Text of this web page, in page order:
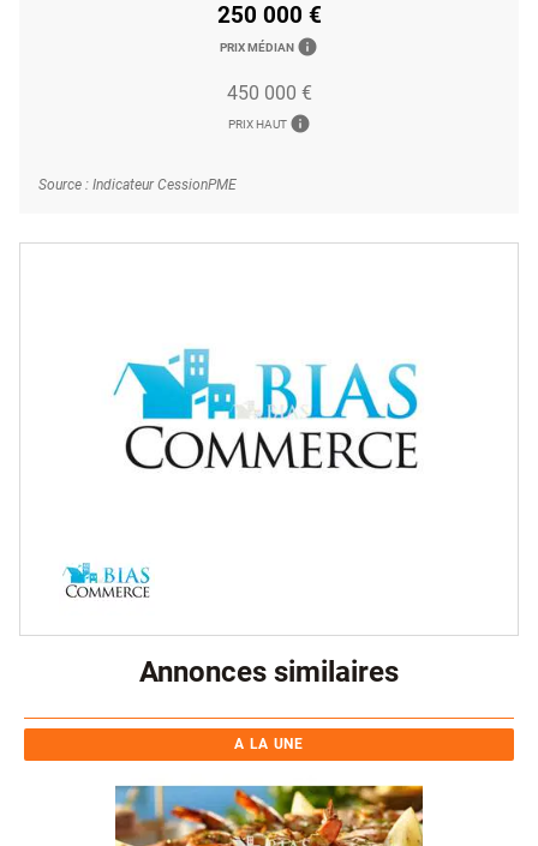
250 000 €
PRIX MÉDIAN info
450 000 €
PRIX HAUT info
Source : Indicateur CessionPME
Annonces similaires
A LA UNE